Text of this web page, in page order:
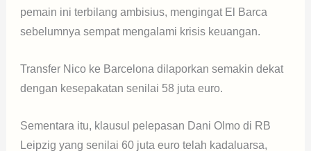
pemain ini terbilang ambisius, mengingat El Barca
sebelumnya sempat mengalami krisis keuangan.
Transfer Nico ke Barcelona dilaporkan semakin dekat
dengan kesepakatan senilai 58 juta euro.
Sementara itu, klausul pelepasan Dani Olmo di RB
Leipzig yang senilai 60 juta euro telah kadaluarsa,